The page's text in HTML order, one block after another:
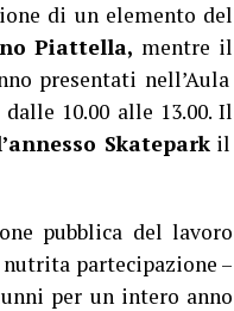
di un elemento del
Piattella, mentre il
presentati nell’Aula
10.00 alle 13.00. Il
Skateparkil
pubblica del lavoro
partecipazione –
per un intero anno